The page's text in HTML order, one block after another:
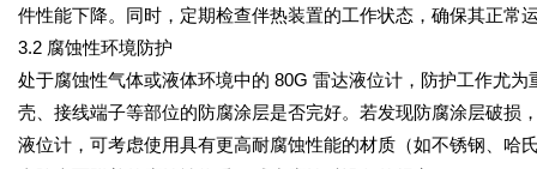
件性能下降。同时，定期检查伴热装置的工作状态，确保其正常
3.2 腐蚀性环境防护
处于腐蚀性气体或液体环境中的 80G 雷达液位计，防护工作尤
壳、接线端子等部位的防腐涂层是否完好。若发现防腐涂层破损
液位计，可考虑使用具有更高耐腐蚀性能的材质（如不锈钢、哈